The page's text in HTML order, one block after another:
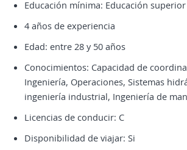
Educación mínima: Educación
4 años de experiencia
Edad: entre 28 y 50 años
Conocimientos: Capacidad de
Ingeniería, Operaciones, Sistemas
ingeniería industrial, Ingeniería de
Licencias de conducir: C
Disponibilidad de viajar: Si